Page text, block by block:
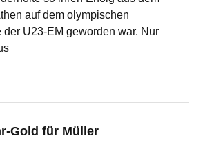
auf dem olympischen
U23-EM geworden war. Nur
Gold für Müller